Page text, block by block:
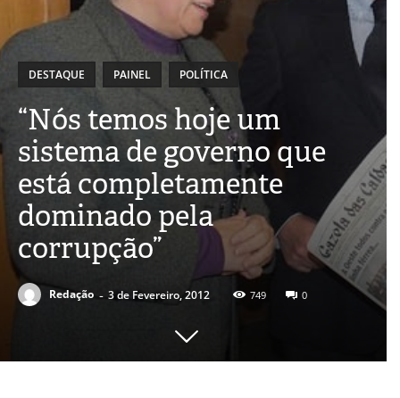
DESTAQUE PAINEL POLÍTICA
“Nós temos hoje um
sistema de governo que
está completamente
dominado pela
corrupção”
Redação - 3 de Fevereiro, 2012 749 0